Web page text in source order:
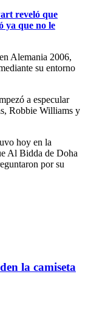
reveló que
ya que no le
Alemania 2006,
su entorno
a especular
Robbie Williams y
hoy en la
Al Bidda de Doha
por su
la camiseta